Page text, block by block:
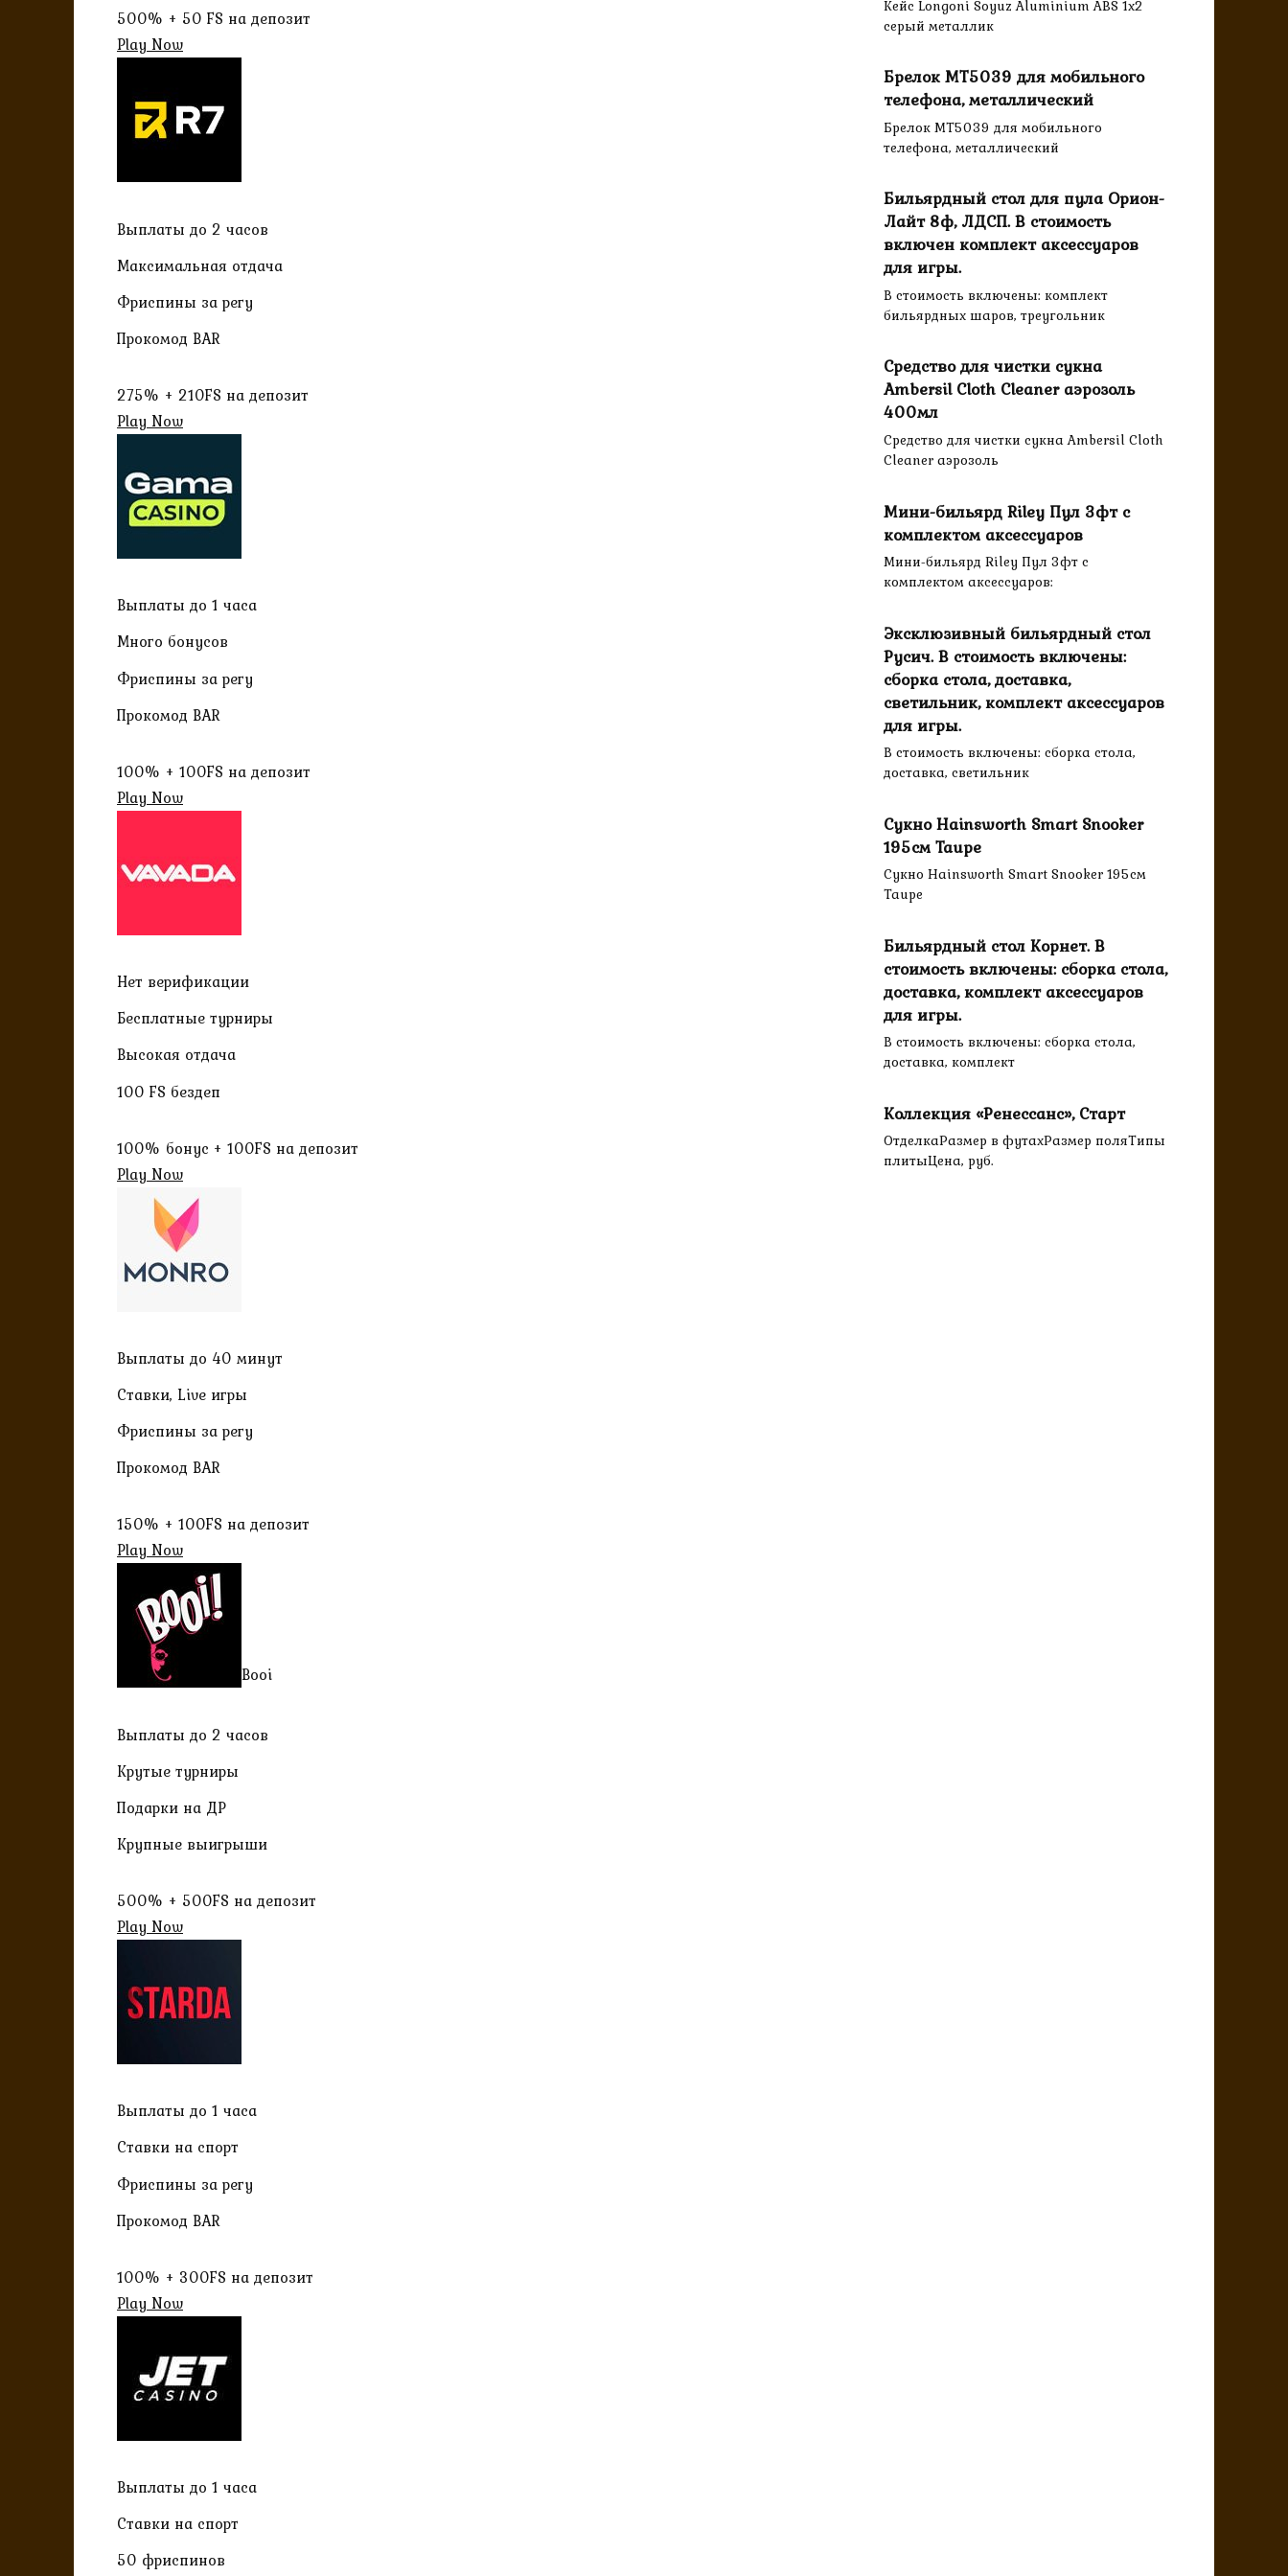
500% + 50 FS на депозит
Play Now
Выплаты до 2 часов
Максимальная отдача
Фриспины за регу
Прокомод BAR
275% + 210FS на депозит
Play Now
Выплаты до 1 часа
Много бонусов
Фриспины за регу
Прокомод BAR
100% + 100FS на депозит
Play Now
Нет верификации
Бесплатные турниры
Высокая отдача
100 FS бездеп
100% бонус + 100FS на депозит
Play Now
Выплаты до 40 минут
Ставки, Live игры
Фриспины за регу
Прокомод BAR
150% + 100FS на депозит
Play Now
Booi
Выплаты до 2 часов
Крутые турниры
Подарки на ДР
Крупные выигрыши
500% + 500FS на депозит
Play Now
Выплаты до 1 часа
Ставки на спорт
Фриспины за регу
Прокомод BAR
100% + 300FS на депозит
Play Now
Выплаты до 1 часа
Ставки на спорт
50 фриспинов
Кейс Longoni Soyuz Aluminium ABS 1x2
серый металлик
Брелок MT5039 для мобильного
телефона, металлический
Брелок MT5039 для мобильного
телефона, металлический
Бильярдный стол для пула Орион-
Лайт 8ф, ЛДСП. В стоимость
включен комплект аксессуаров
для игры.
В стоимость включены: комплект
бильярдных шаров, треугольник
Средство для чистки сукна
Ambersil Cloth Cleaner аэрозоль
400мл
Средство для чистки сукна Ambersil Cloth
Cleaner аэрозоль
Мини-бильярд Riley Пул 3фт с
комплектом аксессуаров
Мини-бильярд Riley Пул 3фт с
комплектом аксессуаров:
Эксклюзивный бильярдный стол
Русич. В стоимость включены:
сборка стола, доставка,
светильник, комплект аксессуаров
для игры.
В стоимость включены: сборка стола,
доставка, светильник
Сукно Hainsworth Smart Snooker
195см Taupe
Сукно Hainsworth Smart Snooker 195см
Taupe
Бильярдный стол Корнет. В
стоимость включены: сборка стола,
доставка, комплект аксессуаров
для игры.
В стоимость включены: сборка стола,
доставка, комплект
Коллекция «Ренессанс», Старт
ОтделкаРазмер в футахРазмер поляТипы
плитыЦена, руб.